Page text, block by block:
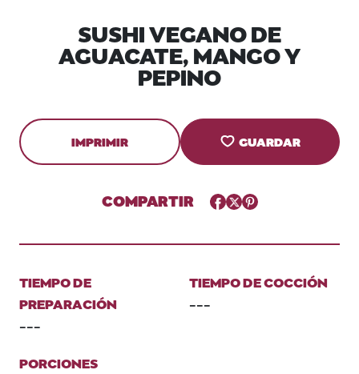
SUSHI VEGANO DE
AGUACATE, MANGO Y
PEPINO
IMPRIMIR GUARDAR
COMPARTIR Facebook
TwitterPinterest
TIEMPO DE
PREPARACIÓN
---
TIEMPO DE COCCIÓN
---
PORCIONES